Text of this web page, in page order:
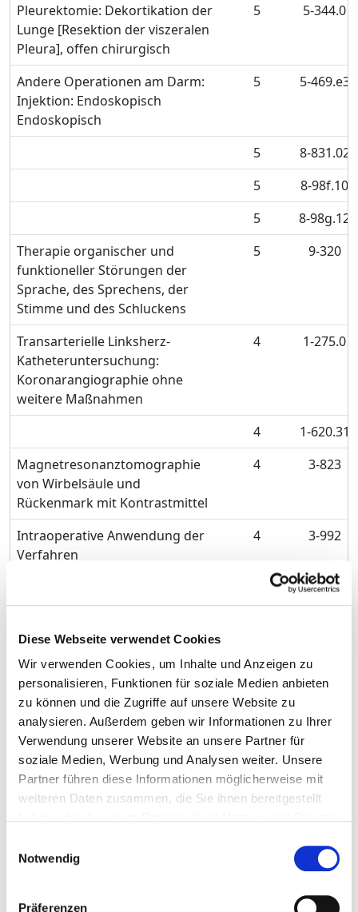
Diese Webseite verwendet Cookies
Wir verwenden Cookies, um Inhalte und Anzeigen zu
personalisieren, Funktionen für soziale Medien anbieten
zu können und die Zugriffe auf unsere Website zu
analysieren. Außerdem geben wir Informationen zu Ihrer
Verwendung unserer Website an unsere Partner für
soziale Medien, Werbung und Analysen weiter. Unsere
Partner führen diese Informationen möglicherweise mit
weiteren Daten zusammen, die Sie ihnen bereitgestellt
Notwendig
Präferenzen
Pleurektomie: Dekortikation der
Lunge [Resektion der viszeralen
Pleura], offen chirurgisch
5 5-344.0
Andere Operationen am Darm:
Injektion: Endoskopisch
Endoskopisch
5 5-469.e3
5
8-831.02
5
8-98f.10
5
8-98g.12
Therapie organischer und
funktioneller Störungen der
Sprache, des Sprechens, der
Stimme und des Schluckens
5 9-320
Transarterielle Linksherz-
Katheteruntersuchung:
Koronarangiographie ohne
weitere Maßnahmen
4 1-275.0
4
1-620.31
Magnetresonanztomographie
von Wirbelsäule und
Rückenmark mit Kontrastmittel
4 3-823
Intraoperative Anwendung der
Verfahren
4 3-992
Intubation
8-701
Monitoring von Atmung, Herz
und Kreislauf ohne Messung des
Pulmonalarteriendruckes und
des zentralen Venendruckes
Elektromyographie [EMG] k.A.
1-205
Neurographie
k.A.
1-206
Elektrophysiologische
implantiertem Schrittmacher
k.A. 1-266.0
Lymphknoten, Milz und Thymus